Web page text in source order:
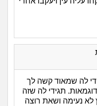
לה שמאוד קשה לך
תגידי לה שזה
נעימה ושאת רוצה